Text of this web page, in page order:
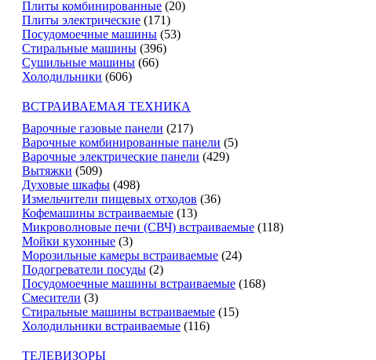
Плиты комбинированные (20)
Плиты электрические (171)
Посудомоечные машины (53)
Стиральные машины (396)
Сушильные машины (66)
Холодильники (606)
ВСТРАИВАЕМАЯ ТЕХНИКА
Варочные газовые панели (217)
Варочные комбинированные панели (5)
Варочные электрические панели (429)
Вытяжки (509)
Духовые шкафы (498)
Измельчители пищевых отходов (36)
Кофемашины встраиваемые (13)
Микроволновые печи (СВЧ) встраиваемые (118)
Мойки кухонные (3)
Морозильные камеры встраиваемые (24)
Подогреватели посуды (2)
Посудомоечные машины встраиваемые (168)
Смесители (3)
Стиральные машины встраиваемые (15)
Холодильники встраиваемые (116)
ТЕЛЕВИЗОРЫ